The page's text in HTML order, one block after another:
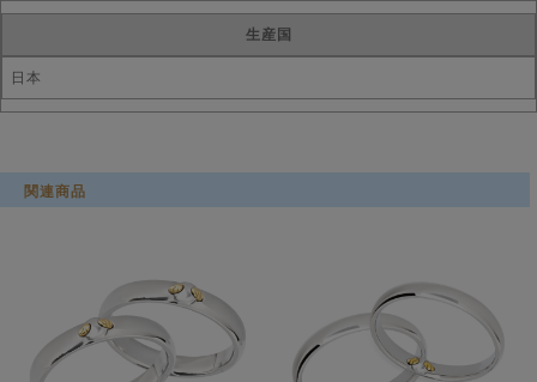
生産国
日本
関連商品